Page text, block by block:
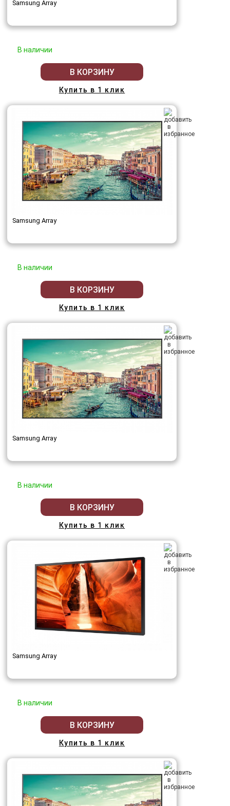
Samsung Array
В наличии
В КОРЗИНУ
Купить в 1 клик
Samsung Array
В наличии
В КОРЗИНУ
Купить в 1 клик
Samsung Array
В наличии
В КОРЗИНУ
Купить в 1 клик
Samsung Array
В наличии
В КОРЗИНУ
Купить в 1 клик